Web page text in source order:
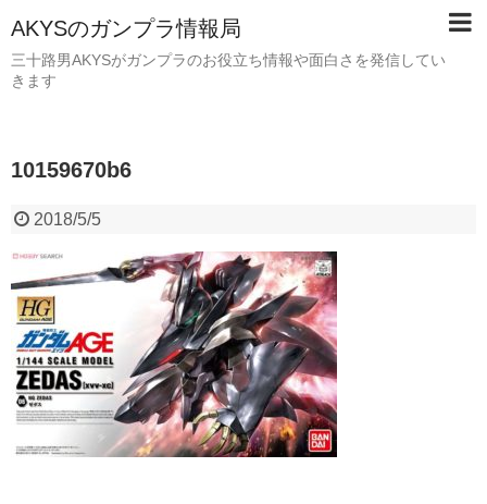
AKYSのガンプラ情報局
三十路男AKYSがガンプラのお役立ち情報や面白さを発信してい
きます
10159670b6
2018/5/5